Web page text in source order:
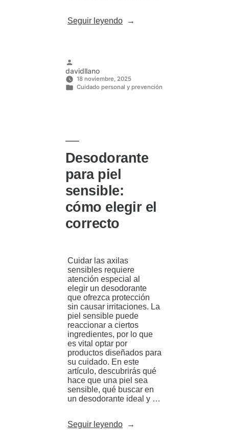
Seguir leyendo«Manchas
tu
ropa
Publicado
por
davidllano
18 noviembre, 2025
Cuidado personal y prevención
Desodorante
para piel
sensible:
cómo elegir el
correcto
Cuidar las axilas
sensibles requiere
atención especial al
elegir un desodorante
que ofrezca protección
sin causar irritaciones. La
piel sensible puede
reaccionar a ciertos
ingredientes, por lo que
es vital optar por
productos diseñados para
su cuidado. En este
artículo, descubrirás qué
hace que una piel sea
sensible, qué buscar en
un desodorante ideal y …
Seguir leyendo«Desodorante